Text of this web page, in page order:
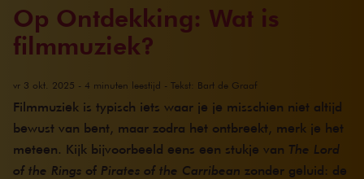
Op Ontdekking: Wat is
filmmuziek?
vr 3 okt. 2025 - 4 minuten leestijd - Tekst: Bart de Graaf
Filmmuziek is typisch iets waar je je misschien niet altijd
bewust van bent, maar zodra het ontbreekt, merk je het
meteen. Kijk bijvoorbeeld eens een stukje van The Lord
of the Rings of Pirates of the Carribean zonder geluid: de